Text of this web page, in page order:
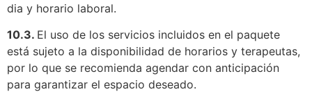
dia y horario laboral.
10.3. El uso de los servicios incluidos en el paquete
está sujeto a la disponibilidad de horarios y terapeutas,
por lo que se recomienda agendar con anticipación
para garantizar el espacio deseado.